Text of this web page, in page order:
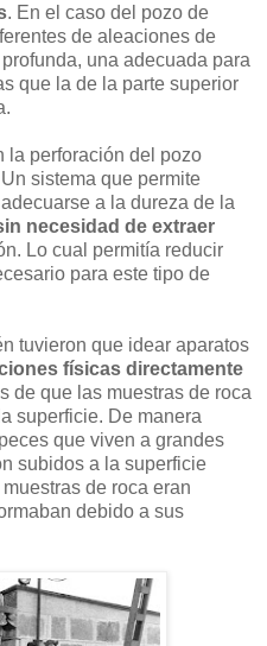
. En el caso del pozo de
de aleaciones de
una adecuada para
que la de la parte superior
la perforación del pozo
Un sistema que permite
a la dureza de la
necesidad de extraer
Lo cual permitía reducir
para este tipo de
tuvieron que idear aparatos
físicas directamente
de que las muestras de roca
superficie. De manera
que viven a grandes
subidos a la superficie
de roca eran
debido a sus